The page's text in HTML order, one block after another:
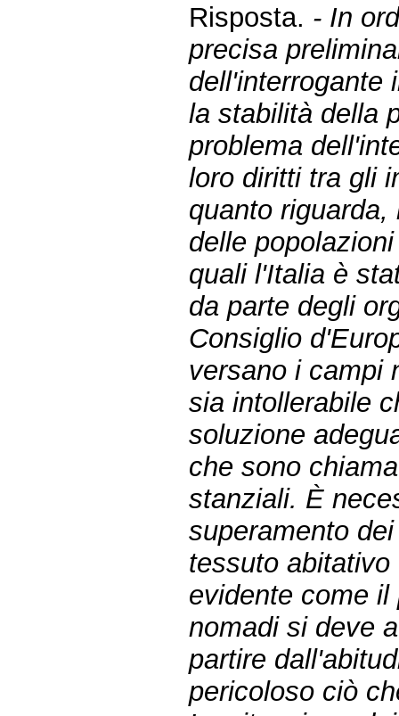
Risposta. - In
precisa
dell'interrogante
la stabilità della
problema
loro diritti tra gli
quanto
delle
quali l'Italia è
da parte degli
Consiglio
versano i campi
sia intollerabile
soluzione
che sono
stanziali. È
superamento
tessuto
evidente come
nomadi si deve
partire
pericoloso ciò